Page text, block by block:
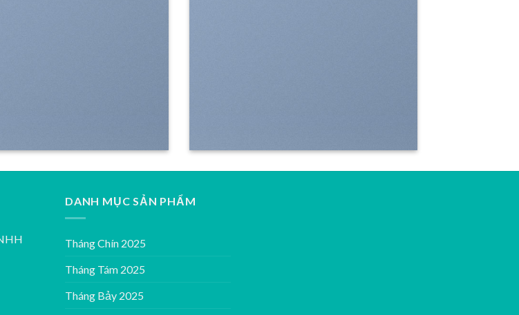
DANH MỤC SẢN PHẨM
Tháng Chín 2025
Tháng Tám 2025
Tháng Bảy 2025